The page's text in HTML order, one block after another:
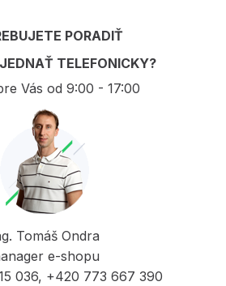
PORADIŤ
TELEFONICKY?
Vás od 9:00 - 17:00
Tomáš Ondra
e-shopu
036, +420 773 667 390